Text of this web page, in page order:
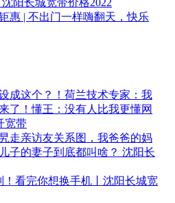
阳长城宽带价格2022
惠 | 不出门一样嗨翻天，快乐
成这个？！荷兰技术专家：我
了！懂王：没有人比我更懂网
宽带
走亲访友关系图，我爸爸的妈
子的妻子到底都叫啥？ 沈阳长
！看完你想换手机丨沈阳长城宽